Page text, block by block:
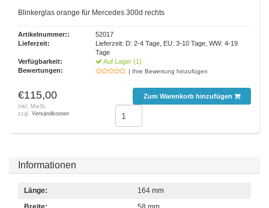
Blinkerglas orange für Mercedes 300d rechts
Artikelnummer::
52017
Lieferzeit:
Lieferzeit: D: 2-4 Tage, EU: 3-10 Tage, WW: 4-19
Tage
Verfügbarkeit:
Auf Lager (1)
Bewertungen:
| Ihre Bewertung hinzufügen
€115,00
Inkl. MwSt.
zzgl. Versandkosten
Zum Warenkorb hinzufügen
Informationen
Länge:
164 mm